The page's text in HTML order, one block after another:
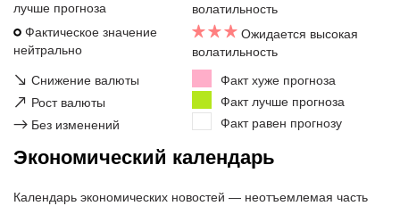
лучше прогноза
Фактическое значение
нейтрально
волатильность
Ожидается высокая
волатильность
↘ Снижение валюты
↗ Рост валюты
→ Без изменений
Факт хуже прогноза
Факт лучше прогноза
Факт равен прогнозу
Экономический календарь
Календарь экономических новостей — неотъемлемая часть